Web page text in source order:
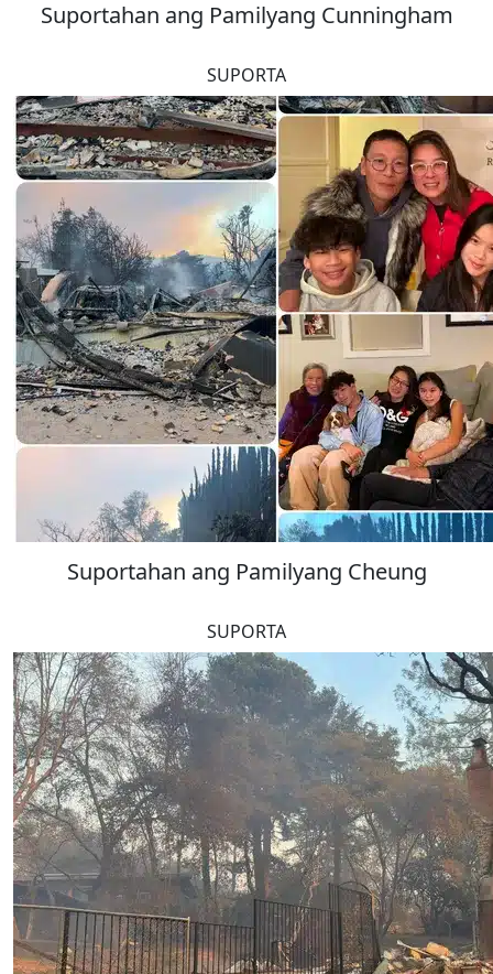
Suportahan ang Pamilyang Cunningham
SUPORTA
Suportahan ang Pamilyang Cheung
SUPORTA